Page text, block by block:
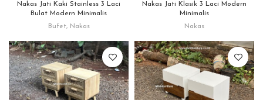
Nakas Jati Kaki Stainless 3 Laci
Bulat Modern Minimalis
Bufet, Nakas
Nakas Jati Klasik 3 Laci Modern
Minimalis
Nakas